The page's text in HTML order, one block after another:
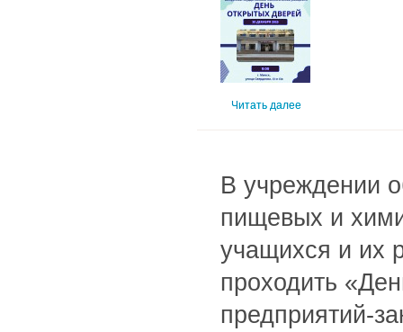
Читать далее
В учреждении
пищевых и
учащихся и их
проходить
предприятий-